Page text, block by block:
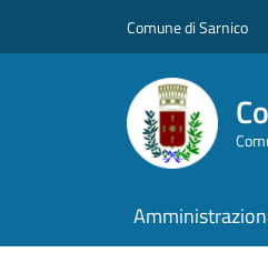
Comune di Sarnico